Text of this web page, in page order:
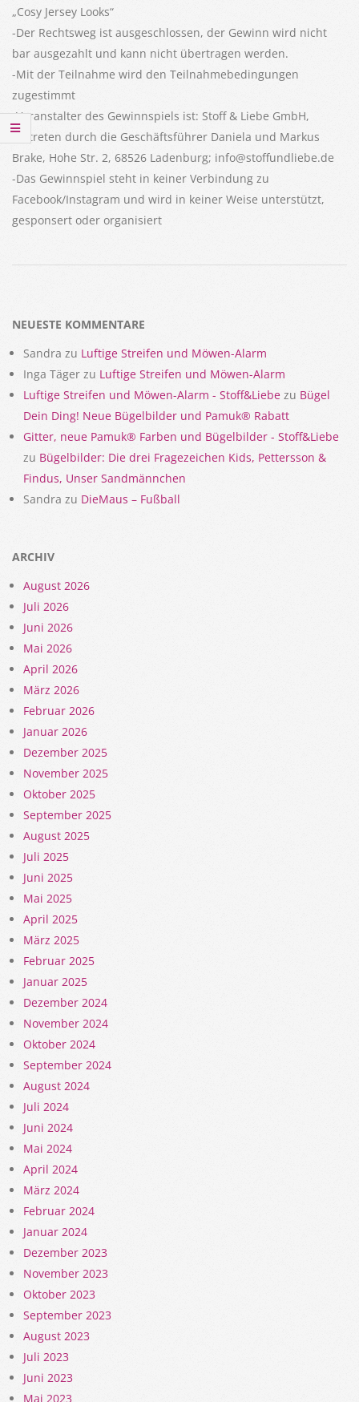
„Cosy Jersey Looks“
-Der Rechtsweg ist ausgeschlossen, der Gewinn wird nicht
bar ausgezahlt und kann nicht übertragen werden.
-Mit der Teilnahme wird den Teilnahmebedingungen
zugestimmt
-Veranstalter des Gewinnspiels ist: Stoff & Liebe GmbH,
vertreten durch die Geschäftsführer Daniela und Markus
Brake, Hohe Str. 2, 68526 Ladenburg; info@stoffundliebe.de
-Das Gewinnspiel steht in keiner Verbindung zu
Facebook/Instagram und wird in keiner Weise unterstützt,
gesponsert oder organisiert
NEUESTE KOMMENTARE
Sandra zu Luftige Streifen und Möwen-Alarm
Inga Täger zu Luftige Streifen und Möwen-Alarm
Luftige Streifen und Möwen-Alarm - Stoff&Liebe zu Bügel
Dein Ding! Neue Bügelbilder und Pamuk® Rabatt
Gitter, neue Pamuk® Farben und Bügelbilder - Stoff&Liebe
zu Bügelbilder: Die drei Fragezeichen Kids, Pettersson &
Findus, Unser Sandmännchen
Sandra zu DieMaus – Fußball
ARCHIV
August 2026
Juli 2026
Juni 2026
Mai 2026
April 2026
März 2026
Februar 2026
Januar 2026
Dezember 2025
November 2025
Oktober 2025
September 2025
August 2025
Juli 2025
Juni 2025
Mai 2025
April 2025
März 2025
Februar 2025
Januar 2025
Dezember 2024
November 2024
Oktober 2024
September 2024
August 2024
Juli 2024
Juni 2024
Mai 2024
April 2024
März 2024
Februar 2024
Januar 2024
Dezember 2023
November 2023
Oktober 2023
September 2023
August 2023
Juli 2023
Juni 2023
Mai 2023